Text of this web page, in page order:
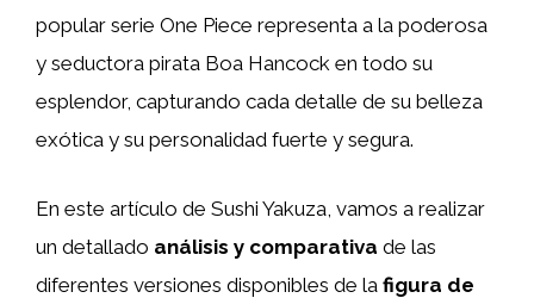
popular serie One Piece representa a la poderosa
y seductora pirata Boa Hancock en todo su
esplendor, capturando cada detalle de su belleza
exótica y su personalidad fuerte y segura.
En este artículo de Sushi Yakuza, vamos a realizar
un detallado análisis y comparativa de las
diferentes versiones disponibles de la figura de